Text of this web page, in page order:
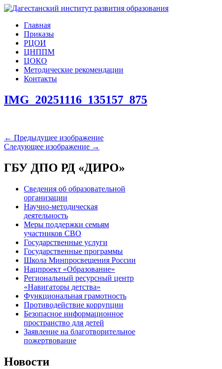
Главная
Приказы
РЦОИ
ЦНППМ
ЦОКО
Методические рекомендации
Контакты
IMG_20251116_135157_875
← Предыдущее изображение
Следующее изображение →
ГБУ ДПО РД «ДИРО»
Сведения об образовательной
организации
Научно-методическая
деятельность
Меры поддержки семьям
участников СВО
Государственные услуги
Государственные программы
Школа Минпросвещения России
Нацпроект «Образование»
Региональный ресурсный центр
«Навигаторы детства»
Функциональная грамотность
Противодействие коррупции
Безопасное информационное
пространство для детей
Заявление на благотворительное
пожертвование
Новости